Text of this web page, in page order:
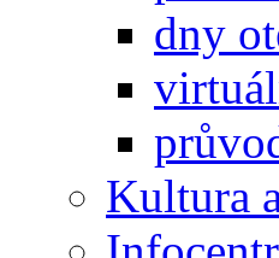
dny
Kultura